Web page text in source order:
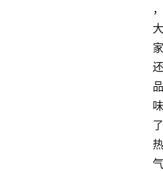
，
大
家
还
品
味
了
热
气